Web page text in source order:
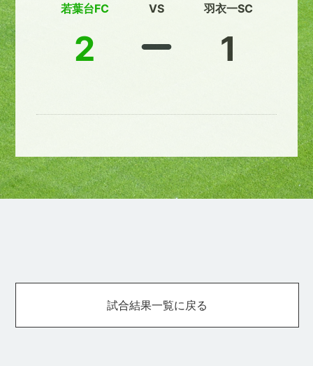
若葉台FC
2
VS 羽衣一SC
1
試合結果一覧に戻る